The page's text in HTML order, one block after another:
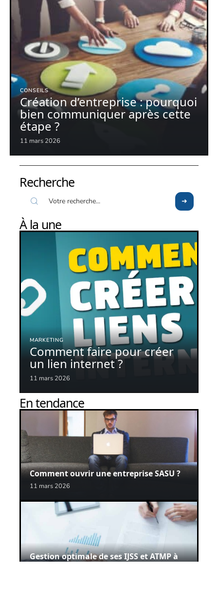
CONSEILS
Création d’entreprise : pourquoi
bien communiquer après cette
étape ?
11 mars 2026
Recherche
À la une
MARKETING
Comment faire pour créer
un lien internet ?
11 mars 2026
En tendance
Comment ouvrir une entreprise SASU ?
11 mars 2026
Gestion optimale de ses IJSS et ATMP à
l’aide d’un logiciel